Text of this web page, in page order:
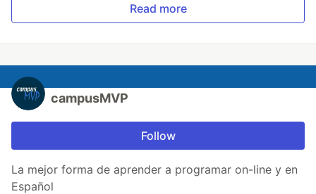
Read more
campusMVP
Follow
La mejor forma de aprender a programar on-line y en
Español